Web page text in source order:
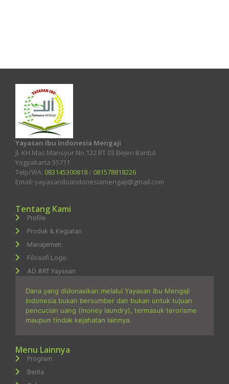
Yayasan Ibu Indonesia Mengaji
Jl. KH Mas Mansyur No.122 RT 03 Bejen Bantul.
Yogyakarta 55711
Telp/WA: 083145300818/ 081578818226
Email: yayasanibuindonesiamengaji@gmail.com
Tentang Kami
Profile
Produk & Kegiatan
Manajemen
Filosofi Logo
AD ART Yayasan
Dana yang didonasikan melalui Yayasan Ibu Mengaji
Indonesia bukan bersumber dan bukan untuk tujuan
pencucian uang (money laundry), termasuk terorisme
maupun tindak kejahatan lainnya.
Menu Lainnya
Program
Berita